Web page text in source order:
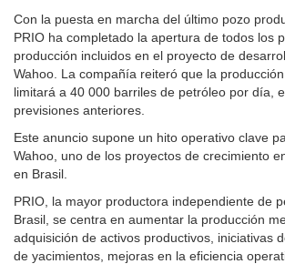
Con la puesta en marcha del último pozo
PRIO ha completado la apertura de todos los
producción incluidos en el proyecto de
Wahoo. La compañía reiteró que la
limitará a 40 000 barriles de petróleo por día,
previsiones anteriores.
Este anuncio supone un hito operativo clave
Wahoo, uno de los proyectos de crecimiento
en Brasil.
PRIO, la mayor productora independiente de
Brasil, se centra en aumentar la producción
adquisición de activos productivos, iniciativas
de yacimientos, mejoras en la eficiencia